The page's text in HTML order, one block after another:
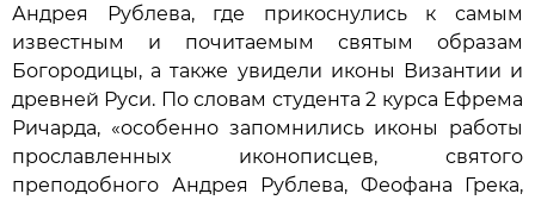
Андрея Рублева, где прикоснулись к самым
известным и почитаемым святым образам
Богородицы, а также увидели иконы Византии и
древней Руси. По словам студента 2 курса Ефрема
Ричарда, «особенно запомнились иконы работы
прославленных иконописцев, святого
преподобного Андрея Рублева, Феофана Грека,